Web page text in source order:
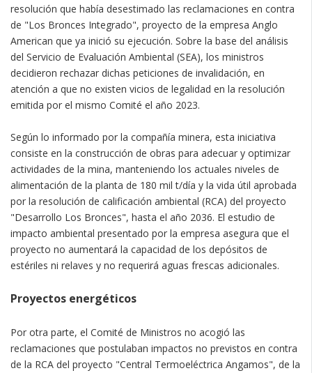
resolución que había desestimado las reclamaciones en contra
de "Los Bronces Integrado", proyecto de la empresa Anglo
American que ya inició su ejecución. Sobre la base del análisis
del Servicio de Evaluación Ambiental (SEA), los ministros
decidieron rechazar dichas peticiones de invalidación, en
atención a que no existen vicios de legalidad en la resolución
emitida por el mismo Comité el año 2023.
Según lo informado por la compañía minera, esta iniciativa
consiste en la construcción de obras para adecuar y optimizar
actividades de la mina, manteniendo los actuales niveles de
alimentación de la planta de 180 mil t/día y la vida útil aprobada
por la resolución de calificación ambiental (RCA) del proyecto
"Desarrollo Los Bronces", hasta el año 2036. El estudio de
impacto ambiental presentado por la empresa asegura que el
proyecto no aumentará la capacidad de los depósitos de
estériles ni relaves y no requerirá aguas frescas adicionales.
Proyectos energéticos
Por otra parte, el Comité de Ministros no acogió las
reclamaciones que postulaban impactos no previstos en contra
de la RCA del proyecto "Central Termoeléctrica Angamos", de la